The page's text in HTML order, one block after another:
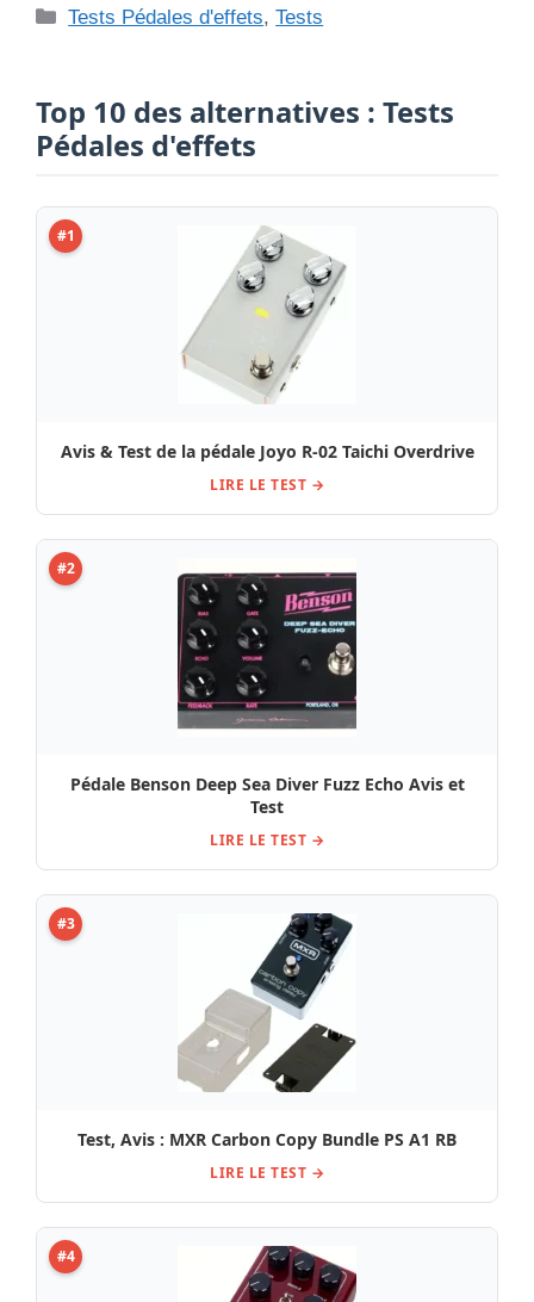
Catégories
Tests Pédales d'effets,Tests
Top 10 des alternatives : Tests
Pédales d'effets
#1
Avis & Test de la pédale Joyo R-02 Taichi Overdrive
LIRE LE TEST →
#2
Pédale Benson Deep Sea Diver Fuzz Echo Avis et
Test
LIRE LE TEST →
#3
Test, Avis : MXR Carbon Copy Bundle PS A1 RB
LIRE LE TEST →
#4